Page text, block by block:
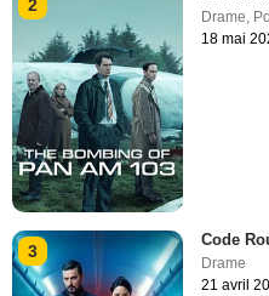
2
Drame,
18 mai
3
Code
Drame
21 avril